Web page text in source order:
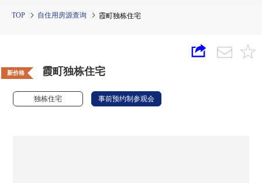
TOP 自住用房源查询 霞町独栋住宅
新价格 霞町独栋住宅
独栋住宅 事前预约制参观会